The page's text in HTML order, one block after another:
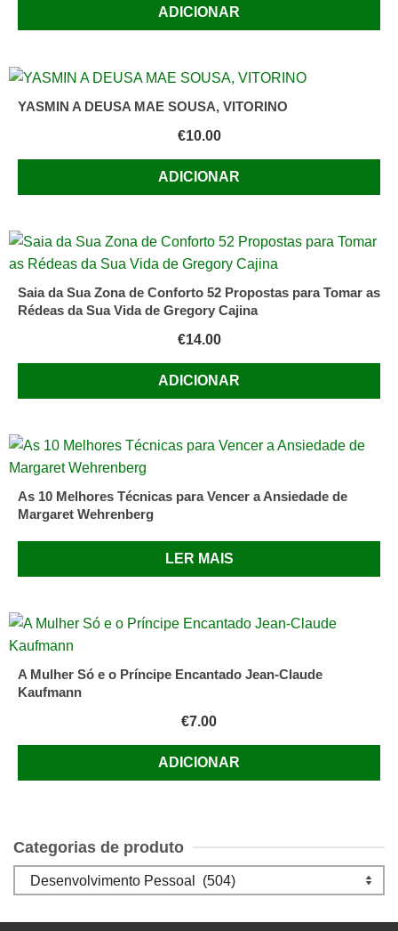
ADICIONAR
YASMIN A DEUSA MAE SOUSA, VITORINO
€10.00
ADICIONAR
Saia da Sua Zona de Conforto 52 Propostas para Tomar as
Rédeas da Sua Vida de Gregory Cajina
€14.00
ADICIONAR
As 10 Melhores Técnicas para Vencer a Ansiedade de
Margaret Wehrenberg
LER MAIS
A Mulher Só e o Príncipe Encantado Jean-Claude
Kaufmann
€7.00
ADICIONAR
Categorias de produto